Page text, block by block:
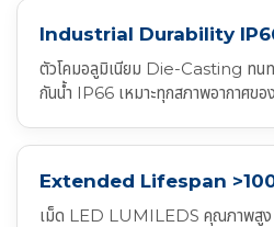
Industrial Durability
ตัวโคมอลูมิเนียม Die-Casting ทน
กันน้ำ IP66 เหมาะทุกสภาพอากาศขอ
Extended Lifespan
เม็ด LED LUMILEDS คุณภาพสูง